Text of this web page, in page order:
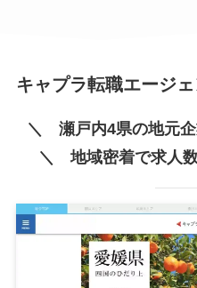
キャプラ転職エージェ
＼ 瀬戸内4県の地元
＼ 地域密着で求人